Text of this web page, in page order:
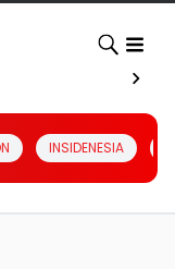
INSIDENESIA